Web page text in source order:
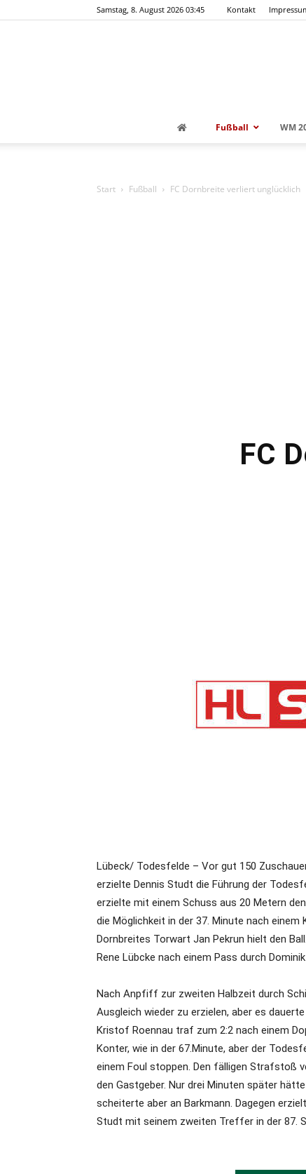
Samstag, 8. August 2026 03:45 Kontakt
Fußball WM
Start Fußball FC Dornbreite verliert unglücklich
FC
Lübeck/ Todesfelde – Vor gut 150
erzielte Dennis Studt die Führung der
erzielte mit einem Schuss aus 20 Metern
die Möglichkeit in der 37. Minute nach einem
Dornbreites Torwart Jan Pekrun hielt den
Rene Lübcke nach einem Pass durch
Nach Anpfiff zur zweiten Halbzeit durch
Ausgleich wieder zu erzielen, aber es
Kristof Roennau traf zum 2:2 nach einem
Konter, wie in der 67.Minute, aber der
einem Foul stoppen. Den fälligen Strafstoß
den Gastgeber. Nur drei Minuten später
scheiterte aber an Barkmann. Dagegen
Studt mit seinem zweiten Treffer in der 87.